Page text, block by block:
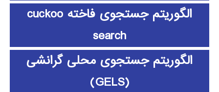
الگوریتم جستجوی فاخته cuckoo
search
الگوریتم جستجوی محلی گرانشی
(GELS)